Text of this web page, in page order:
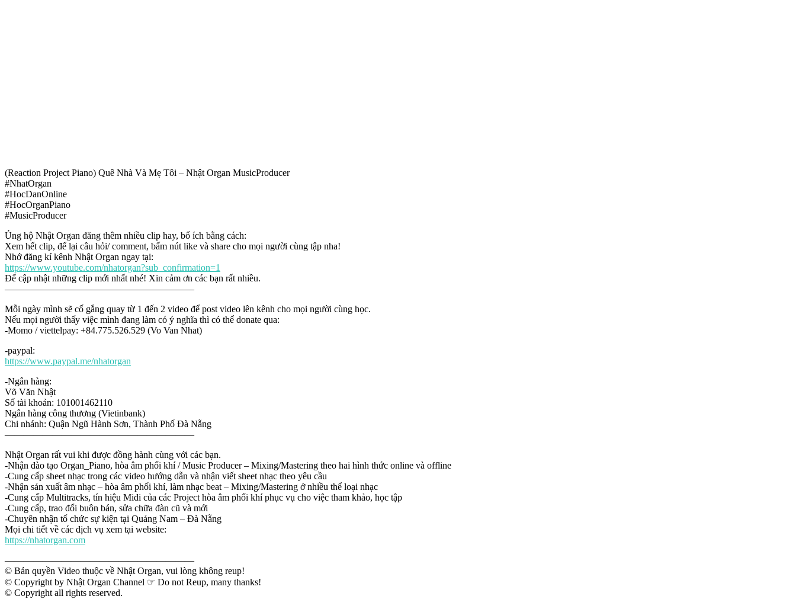
(Reaction Project Piano) Quê Nhà Và Mẹ Tôi – Nhật Organ MusicProducer
#NhatOrgan
#HocDanOnline
#HocOrganPiano
#MusicProducer
Ủng hộ Nhật Organ đăng thêm nhiều clip hay, bổ ích bằng cách:
Xem hết clip, để lại câu hỏi/ comment, bấm nút like và share cho mọi người cùng tập nha!
Nhớ đăng kí kênh Nhật Organ ngay tại:
https://www.youtube.com/nhatorgan?sub_confirmation=1
Để cập nhật những clip mới nhất nhé! Xin cảm ơn các bạn rất nhiều.
————————————————————
Mỗi ngày mình sẽ cố gắng quay từ 1 đến 2 video để post video lên kênh cho mọi người cùng học.
Nếu mọi người thấy việc mình đang làm có ý nghĩa thì có thể donate qua:
-Momo / viettelpay: +84.775.526.529 (Vo Van Nhat)
-paypal:
https://www.paypal.me/nhatorgan
-Ngân hàng:
Võ Văn Nhật
Số tài khoản: 101001462110
Ngân hàng công thương (Vietinbank)
Chi nhánh: Quận Ngũ Hành Sơn, Thành Phố Đà Nẵng
————————————————————
Nhật Organ rất vui khi được đồng hành cùng với các bạn.
-Nhận đào tạo Organ_Piano, hòa âm phối khí / Music Producer – Mixing/Mastering theo hai hình thức online và offline
-Cung cấp sheet nhạc trong các video hướng dẫn và nhận viết sheet nhạc theo yêu cầu
-Nhận sản xuất âm nhạc – hòa âm phối khí, làm nhạc beat – Mixing/Mastering ở nhiều thể loại nhạc
-Cung cấp Multitracks, tín hiệu Midi của các Project hòa âm phối khí phục vụ cho việc tham khảo, học tập
-Cung cấp, trao đổi buôn bán, sửa chữa đàn cũ và mới
-Chuyên nhận tổ chức sự kiện tại Quảng Nam – Đà Nẵng
Mọi chi tiết về các dịch vụ xem tại website:
https://nhatorgan.com
————————————————————
© Bản quyền Video thuộc về Nhật Organ, vui lòng không reup!
© Copyright by Nhật Organ Channel ☞ Do not Reup, many thanks!
© Copyright all rights reserved.